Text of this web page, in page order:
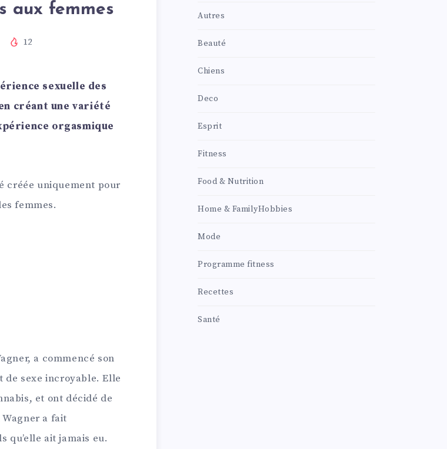
aux femmes
12
sexuelle des
créant une variété
orgasmique
créée uniquement pour
femmes.
a commencé son
de sexe incroyable. Elle
et ont décidé de
a fait
qu’elle ait jamais eu.
Autres
Beauté
Chiens
Deco
Esprit
Fitness
Food & Nutrition
Home & FamilyHobbies
Mode
Programme fitness
Recettes
Santé